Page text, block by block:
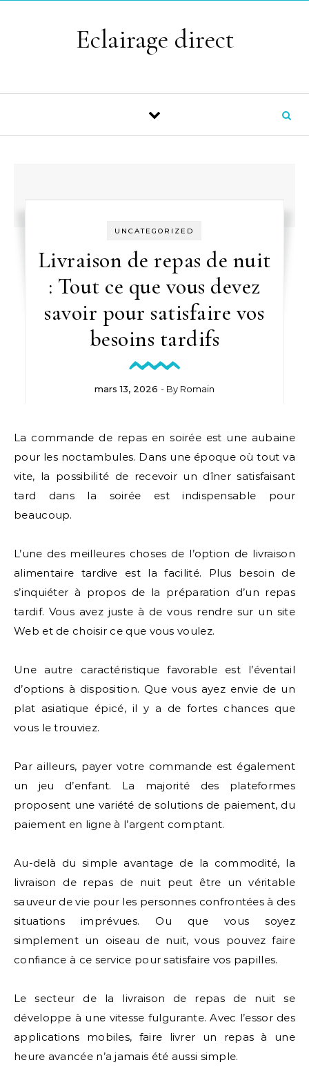
Eclairage direct
UNCATEGORIZED
Livraison de repas de nuit
: Tout ce que vous devez
savoir pour satisfaire vos
besoins tardifs
mars 13, 2026 - By Romain
La commande de repas en soirée est une aubaine
pour les noctambules. Dans une époque où tout va
vite, la possibilité de recevoir un dîner satisfaisant
tard dans la soirée est indispensable pour
beaucoup.
L’une des meilleures choses de l’option de livraison
alimentaire tardive est la facilité. Plus besoin de
s’inquiéter à propos de la préparation d’un repas
tardif. Vous avez juste à de vous rendre sur un site
Web et de choisir ce que vous voulez.
Une autre caractéristique favorable est l’éventail
d’options à disposition. Que vous ayez envie de un
plat asiatique épicé, il y a de fortes chances que
vous le trouviez.
Par ailleurs, payer votre commande est également
un jeu d’enfant. La majorité des plateformes
proposent une variété de solutions de paiement, du
paiement en ligne à l’argent comptant.
Au-delà du simple avantage de la commodité, la
livraison de repas de nuit peut être un véritable
sauveur de vie pour les personnes confrontées à des
situations imprévues. Ou que vous soyez
simplement un oiseau de nuit, vous pouvez faire
confiance à ce service pour satisfaire vos papilles.
Le secteur de la livraison de repas de nuit se
développe à une vitesse fulgurante. Avec l’essor des
applications mobiles, faire livrer un repas à une
heure avancée n’a jamais été aussi simple.